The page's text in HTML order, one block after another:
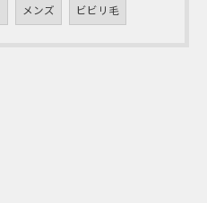
メンズ ビビリ毛